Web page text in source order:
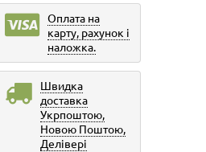
Оплата на
карту, рахунок і
наложка.
Швидка
доставка
Укрпоштою,
Новою Поштою,
Делівері